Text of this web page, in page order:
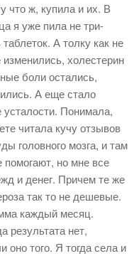
что ж, купила и их. В
я уже пила не три-
А толку как не
холестерин
боли остались,
А еще стало
Понимала,
читала кучу отзывов
головного мозга, и там
помогают, но мне все
и денег. Причем те же
так то не дешевые.
каждый месяц.
результата нет,
оно того. Я тогда села и